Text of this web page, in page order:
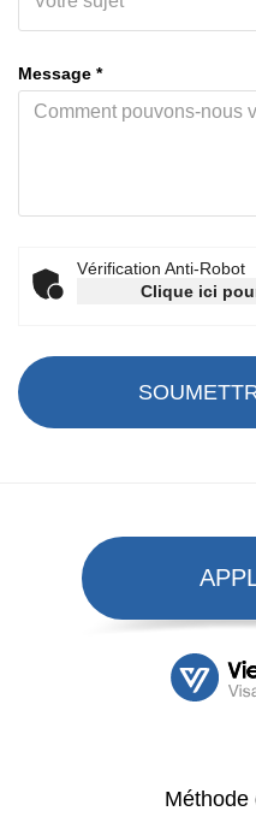
Message *
Vérification Anti-Robot
Clique ici
Méthode